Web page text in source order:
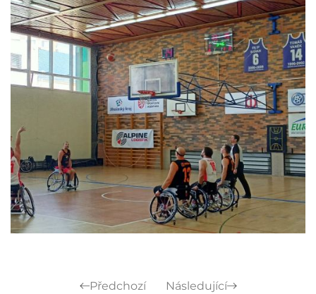
Předchozí Následující